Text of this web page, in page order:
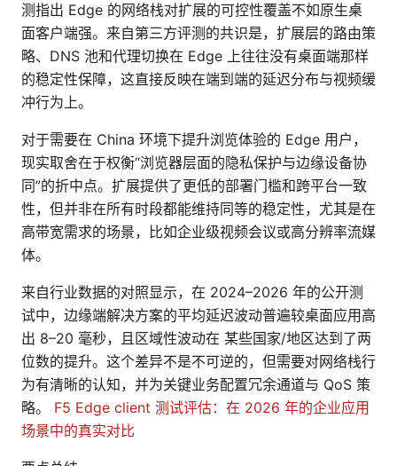
测指出 Edge 的网络栈对扩展的可控性覆盖不如原生桌
面客户端强。来自第三方评测的共识是，扩展层的路由策
略、DNS 池和代理切换在 Edge 上往往没有桌面端那样
的稳定性保障，这直接反映在端到端的延迟分布与视频缓
冲行为上。
对于需要在 China 环境下提升浏览体验的 Edge 用户，
现实取舍在于权衡“浏览器层面的隐私保护与边缘设备协
同”的折中点。扩展提供了更低的部署门槛和跨平台一致
性，但并非在所有时段都能维持同等的稳定性，尤其是在
高带宽需求的场景，比如企业级视频会议或高分辨率流媒
体。
来自行业数据的对照显示，在 2024–2026 年的公开测
试中，边缘端解决方案的平均延迟波动普遍较桌面应用高
出 8–20 毫秒，且区域性波动在 某些国家/地区达到了两
位数的提升。这个差异不是不可逆的，但需要对网络栈行
为有清晰的认知，并为关键业务配置冗余通道与 QoS 策
略。 F5 Edge client 测试评估：在 2026 年的企业应用
场景中的真实对比